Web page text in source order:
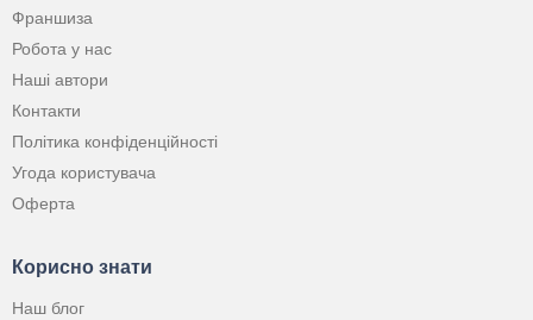
Франшиза
Робота у нас
Наші автори
Контакти
Політика конфіденційності
Угода користувача
Оферта
Корисно знати
Наш блог